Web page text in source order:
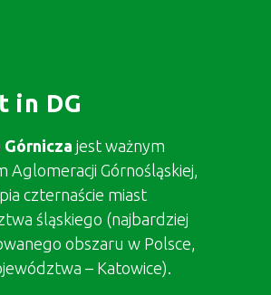
in DG
Górnicza jest ważnym
Aglomeracji Górnośląskiej,
czternaście miast
śląskiego (najbardziej
obszaru w Polsce,
– Katowice).